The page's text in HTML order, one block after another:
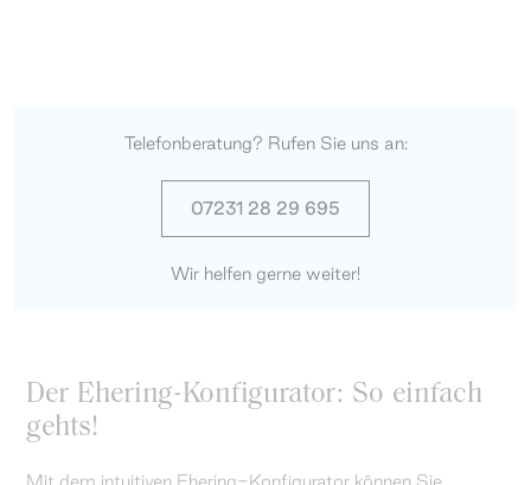
Telefonberatung? Rufen Sie uns an:
07231 28 29 695
Wir helfen gerne weiter!
Der Ehering-Konfigurator: So einfach
gehts!
Mit dem intuitiven Ehering-Konfigurator können Sie